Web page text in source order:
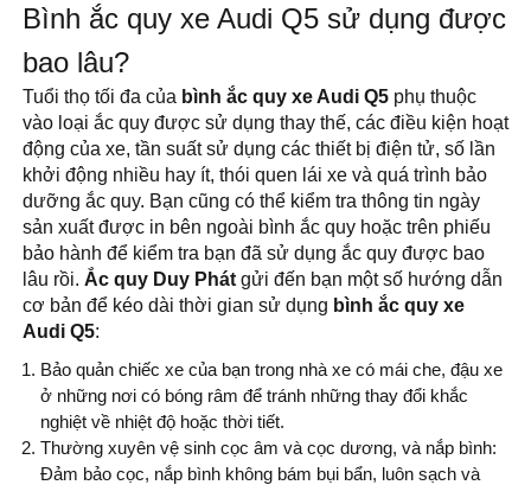
Bình ắc quy xe Audi Q5 sử dụng được
bao lâu?
Tuổi thọ tối đa của bình ắc quy xe Audi Q5 phụ thuộc
vào loại ắc quy được sử dụng thay thế, các điều kiện hoạt
động của xe, tần suất sử dụng các thiết bị điện tử, số lần
khởi động nhiều hay ít, thói quen lái xe và quá trình bảo
dưỡng ắc quy. Bạn cũng có thể kiểm tra thông tin ngày
sản xuất được in bên ngoài bình ắc quy hoặc trên phiếu
bảo hành để kiểm tra bạn đã sử dụng ắc quy được bao
lâu rồi. Ắc quy Duy Phát gửi đến bạn một số hướng dẫn
cơ bản để kéo dài thời gian sử dụng bình ắc quy xe
Audi Q5:
Bảo quản chiếc xe của bạn trong nhà xe có mái che, đậu xe
ở những nơi có bóng râm để tránh những thay đổi khắc
nghiệt về nhiệt độ hoặc thời tiết.
Thường xuyên vệ sinh cọc âm và cọc dương, và nắp bình:
Đảm bảo cọc, nắp bình không bám bụi bẩn, luôn sạch và